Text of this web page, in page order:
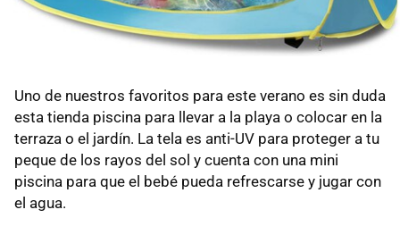
Uno de nuestros favoritos para este verano es sin duda
esta tienda piscina para llevar a la playa o colocar en la
terraza o el jardín. La tela es anti-UV para proteger a tu
peque de los rayos del sol y cuenta con una mini
piscina para que el bebé pueda refrescarse y jugar con
el agua.